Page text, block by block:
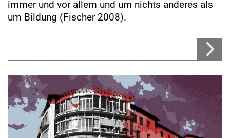
immer und vor allem und um nichts anderes als
um Bildung (Fischer 2008).